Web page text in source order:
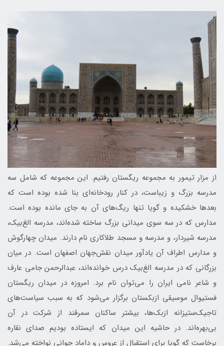
از مزار تیمور به مجموعه ریگستان رفتیم. این مجموعه که شامل سه
مدرسه بزرگ و زیباست، در کنار رودخانه‌ای بنا شده بوده است که
بعدها خشکیده و گویا تنها ریگ‌های آن به جای مانده بوده است.
مدارس که در سه سوی میدانی بزرگ ساخته شده‌اند، مدرسه الغ‌بیک،
مدرسه شیردار، و مدرسه و مسجد طلاکاری نام دارند. میدان چهارگوش
و مدارس اطراف آن یادآور میدان نقش‌جهان اصفهان است. در میان
بزرگانی که در مدرسه الغ‌بیک درس خوانده‌اند، عبدالرحمن جامی عارف
و شاعر نامی ایران را می‌توان نام برد. امروزه در میدان ریگستان
فستیوال موسیقی ازبکستان برگزار می‌شود که به سبب سیاست‌های
تاجیک‌ستیزانه ازبک‌ها، بیشتر ساکنان سمرقند از شرکت در آن
بی‌بهره‌اند. در حاشیه این میدان که ایستاده بودیم صدای نقاره
برخاست که گویا برای استقبال از عروس و داماد جوانی نواخته می‌شد.